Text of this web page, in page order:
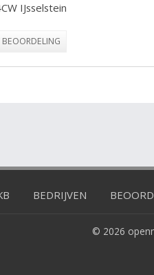
IJsselstein
BEOORDELING
BEDRIJVEN
© 2026